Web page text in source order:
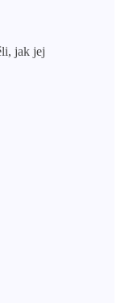
jak jej